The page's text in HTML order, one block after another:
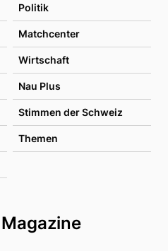
Politik
Matchcenter
Wirtschaft
Nau Plus
Stimmen der Schweiz
Themen